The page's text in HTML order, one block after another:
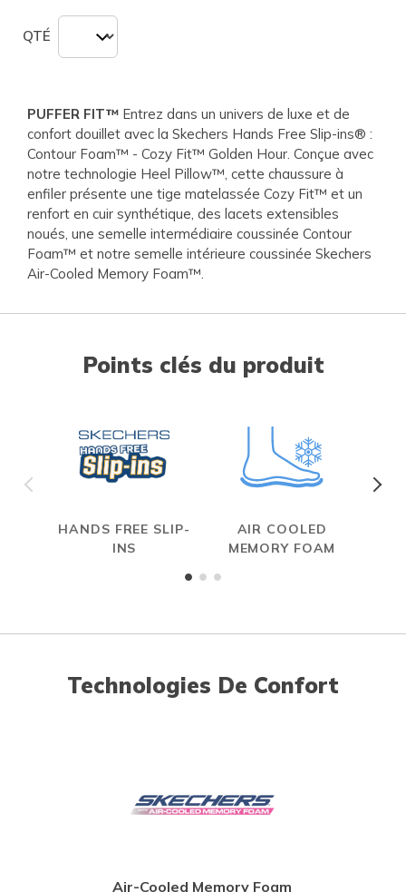
QTÉ
PUFFER FIT™ Entrez dans un univers de luxe et de
confort douillet avec la Skechers Hands Free Slip-ins® :
Contour Foam™ - Cozy Fit™ Golden Hour. Conçue avec
notre technologie Heel Pillow™, cette chaussure à
enfiler présente une tige matelassée Cozy Fit™ et un
renfort en cuir synthétique, des lacets extensibles
noués, une semelle intermédiaire coussinée Contour
Foam™ et notre semelle intérieure coussinée Skechers
Air-Cooled Memory Foam™.
Points clés du produit
HANDS FREE SLIP-
INS
AIR COOLED
MEMORY FOAM
Technologies De Confort
Air-Cooled Memory Foam